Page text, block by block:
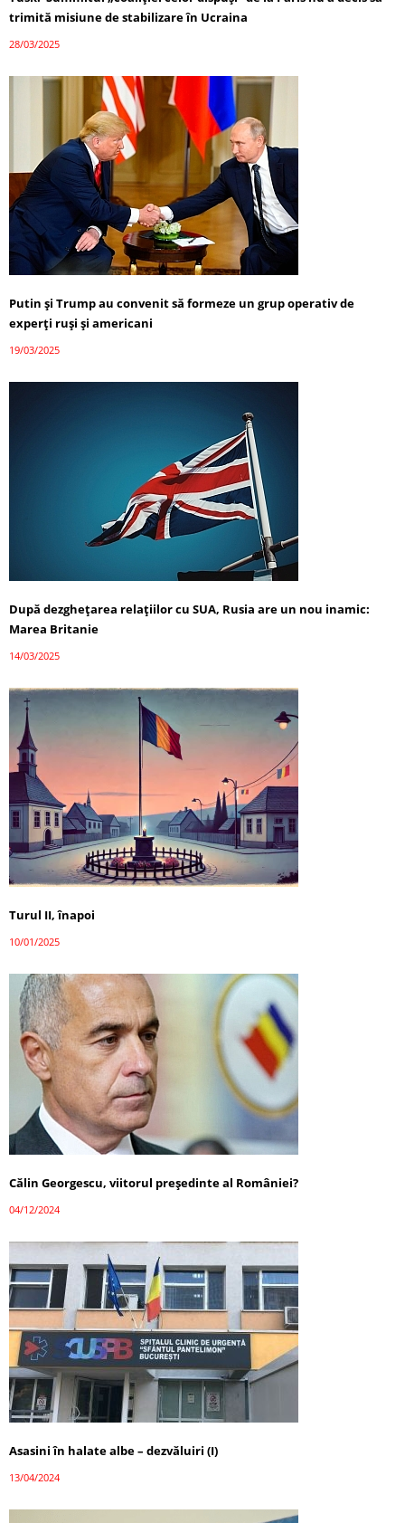
trimită misiune de stabilizare în Ucraina
28/03/2025
Putin și Trump au convenit să formeze un grup operativ de
experți ruși și americani
19/03/2025
După dezghețarea relațiilor cu SUA, Rusia are un nou inamic:
Marea Britanie
14/03/2025
Turul II, înapoi
10/01/2025
Călin Georgescu, viitorul președinte al României?
04/12/2024
Asasini în halate albe – dezvăluiri (I)
13/04/2024